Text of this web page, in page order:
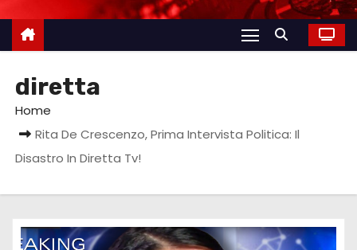
diretta
Home
Rita De Crescenzo, Prima Intervista Politica: Il
Disastro In Diretta Tv!